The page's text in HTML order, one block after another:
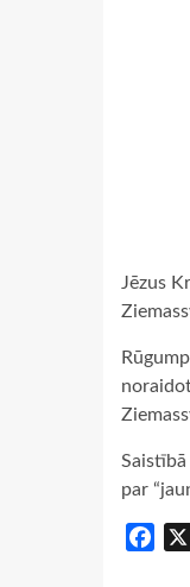
Jēzus
par